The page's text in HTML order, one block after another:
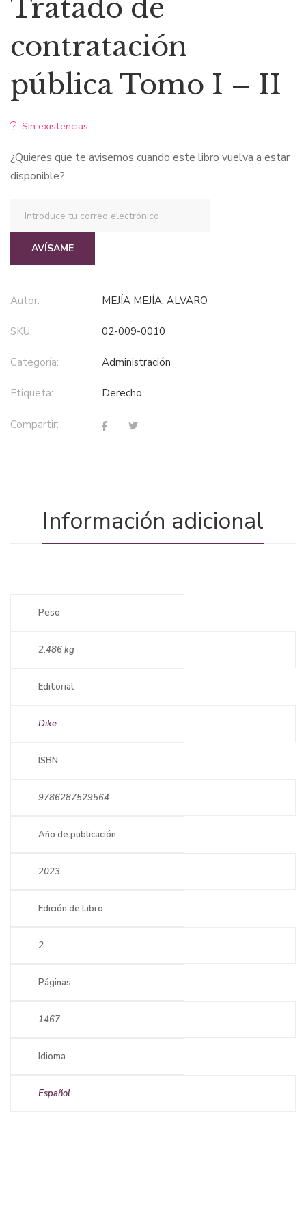
original
era:
$111,46.
actual
es:
$105,89.
Tratado de
contratación
pública Tomo I – II
Sin existencias
¿Quieres que te avisemos cuando este libro vuelva a estar
disponible?
AVÍSAME
Autor: MEJÍA MEJÍA, ALVARO
SKU: 02-009-0010
Categoría: administración
Etiqueta: derecho
Compartir:
Información adicional
Peso
2,486 kg
Editorial
Dike
ISBN
9786287529564
Año de publicación
2023
Edición de Libro
2
Páginas
1467
Idioma
Español